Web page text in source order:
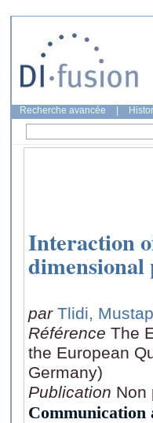
Recherche avancée
Interaction
dimensional
par Tlidi,
Référence The
the European
Germany)
Publication Non
Communication